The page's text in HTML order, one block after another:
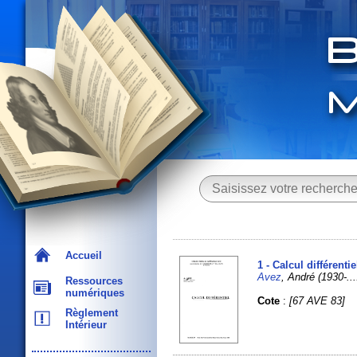
Accueil
Ressources
numériques
Règlement
Intérieur
1 - Calcul
Avez , André (1930-
Cote :[67 AVE 83]